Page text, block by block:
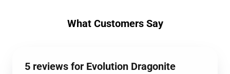
What Customers Say
5 reviews for Evolution Dragonite